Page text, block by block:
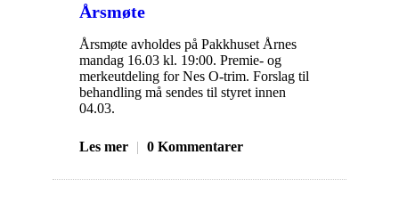
Årsmøte
Årsmøte avholdes på Pakkhuset Årnes
mandag 16.03 kl. 19:00. Premie- og
merkeutdeling for Nes O-trim. Forslag til
behandling må sendes til styret innen
04.03.
Les mer | 0 Kommentarer